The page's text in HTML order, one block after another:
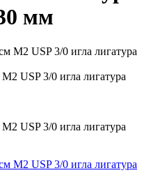
мм
USP 3/0 игла лигатура
USP 3/0 игла лигатура